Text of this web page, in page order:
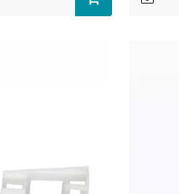
Equipamento